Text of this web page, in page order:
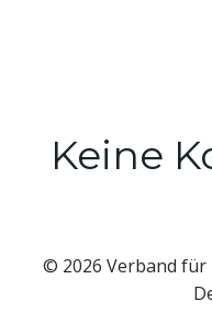
Keine
© 2026 Verband für